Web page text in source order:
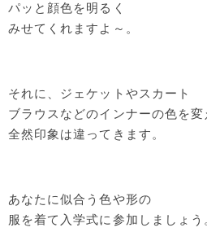
パッと顔色を明るく
みせてくれますよ～。
それに、ジェケットやスカート
ブラウスなどのインナーの色を変
全然印象は違ってきます。
あなたに似合う色や形の
服を着て入学式に参加しましょう